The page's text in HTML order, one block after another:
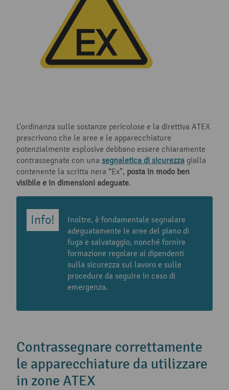
L’ordinanza sulle sostanze pericolose e la direttiva ATEX
prescrivono che le aree e le apparecchiature
potenzialmente esplosive debbano essere chiaramente
contrassegnate con una segnaletica di sicurezza gialla
contenente la scritta nera “Ex”, posta in modo ben
visibile e in dimensioni adeguate.
Inoltre, è fondamentale segnalare
adeguatamente le aree del piano di
fuga e salvataggio, nonché fornire
formazione regolare ai dipendenti
sulla sicurezza sul lavoro e sulle
procedure da seguire in caso di
emergenza.
Contrassegnare correttamente
le apparecchiature da utilizzare
in zone ATEX